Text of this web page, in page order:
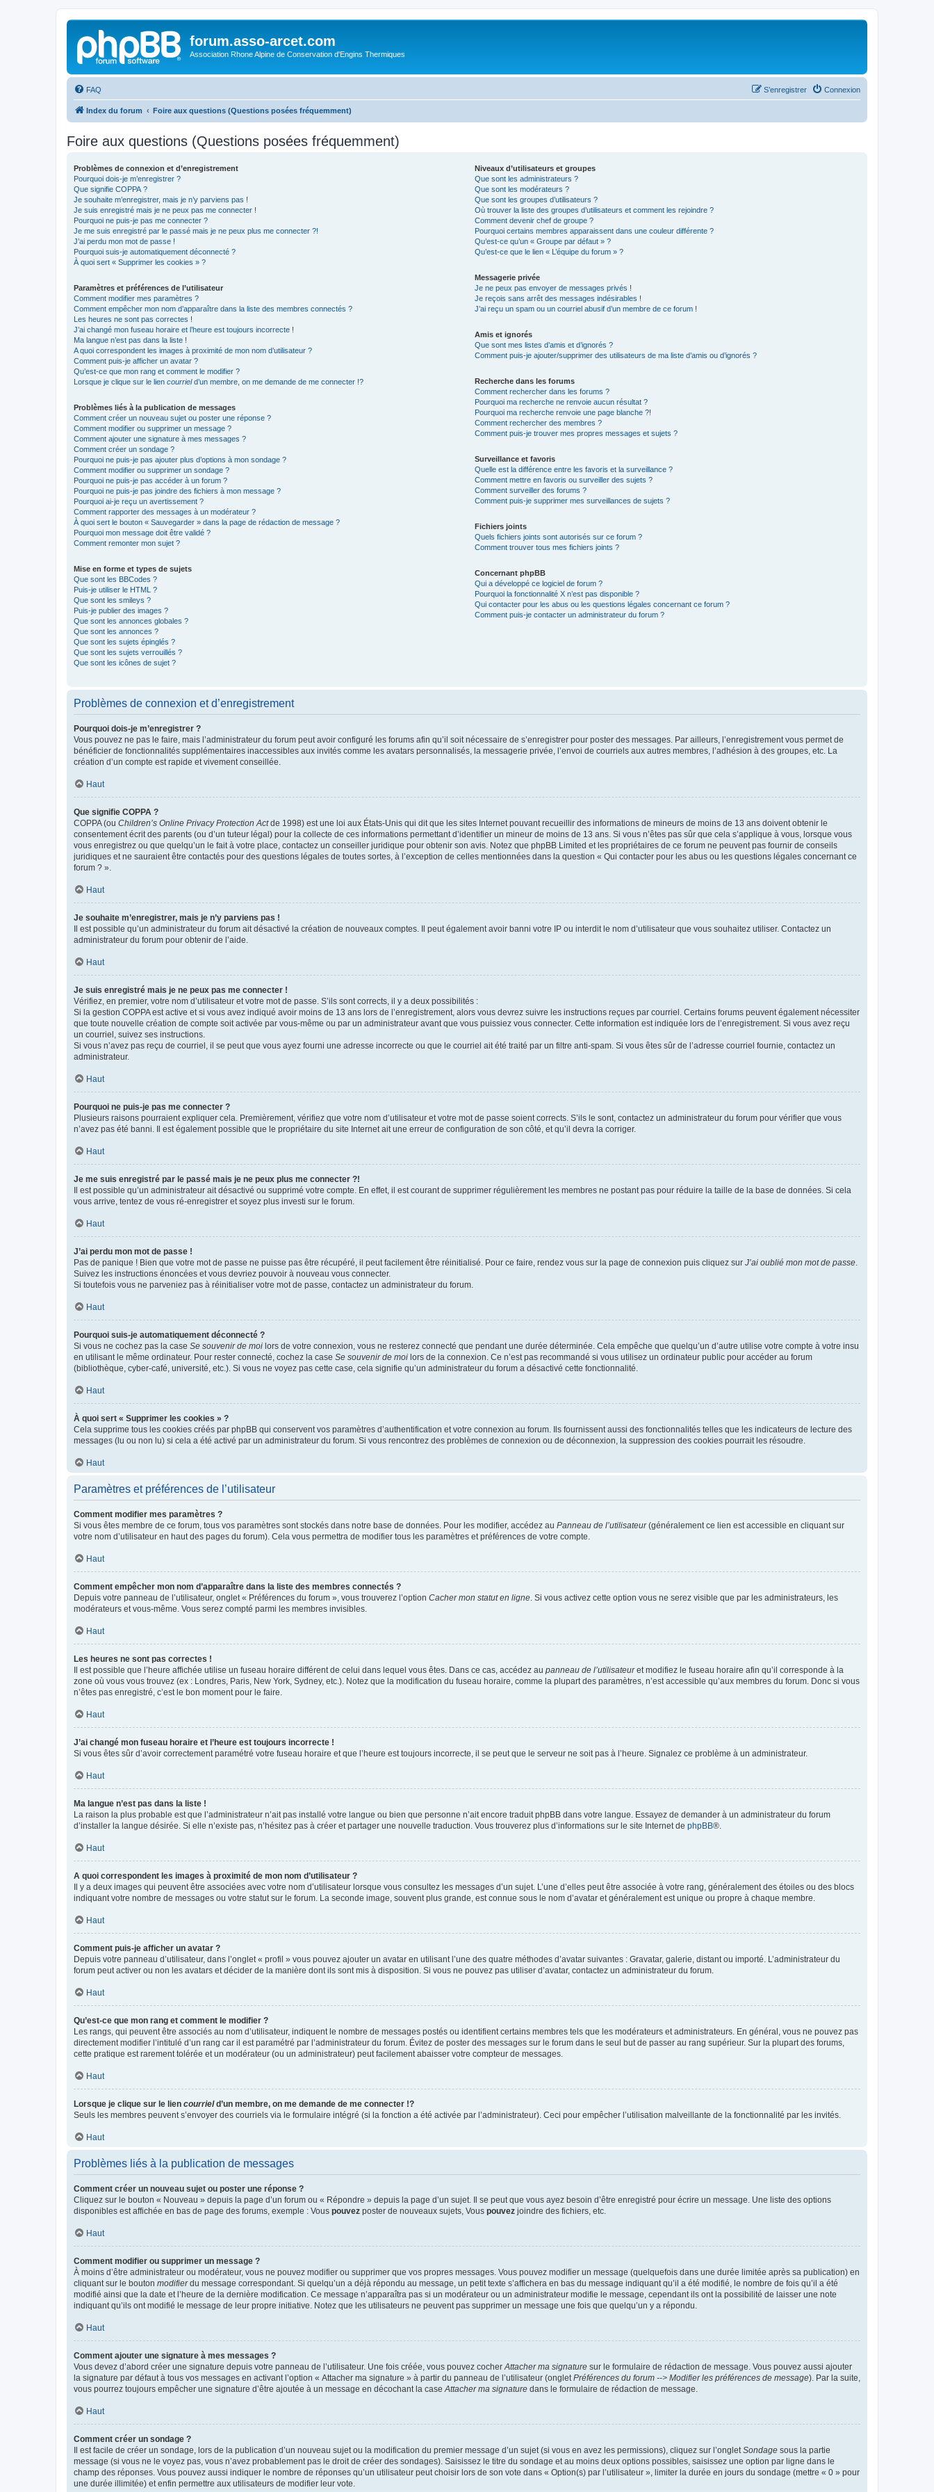
forum.asso-arcet.com
Association Rhone Alpine de Conservation d'Engins Thermiques
FAQ Connexion
S’enregistrer
Index du forum Foire aux questions (Questions posées fréquemment)
Foire aux questions (Questions posées fréquemment)
Problèmes de connexion et d’enregistrement
Pourquoi dois-je m’enregistrer ?
Que signifie COPPA ?
Je souhaite m’enregistrer, mais je n’y parviens pas !
Je suis enregistré mais je ne peux pas me connecter !
Pourquoi ne puis-je pas me connecter ?
Je me suis enregistré par le passé mais je ne peux plus me connecter ?!
J’ai perdu mon mot de passe !
Pourquoi suis-je automatiquement déconnecté ?
À quoi sert « Supprimer les cookies » ?
Paramètres et préférences de l’utilisateur
Comment modifier mes paramètres ?
Comment empêcher mon nom d’apparaître dans la liste des membres connectés ?
Les heures ne sont pas correctes !
J’ai changé mon fuseau horaire et l’heure est toujours incorrecte !
Ma langue n’est pas dans la liste !
A quoi correspondent les images à proximité de mon nom d’utilisateur ?
Comment puis-je afficher un avatar ?
Qu’est-ce que mon rang et comment le modifier ?
Lorsque je clique sur le lien courrield’un membre, on me demande de me connecter !?
Problèmes liés à la publication de messages
Comment créer un nouveau sujet ou poster une réponse ?
Comment modifier ou supprimer un message ?
Comment ajouter une signature à mes messages ?
Comment créer un sondage ?
Pourquoi ne puis-je pas ajouter plus d’options à mon sondage ?
Comment modifier ou supprimer un sondage ?
Pourquoi ne puis-je pas accéder à un forum ?
Pourquoi ne puis-je pas joindre des fichiers à mon message ?
Pourquoi ai-je reçu un avertissement ?
Comment rapporter des messages à un modérateur ?
À quoi sert le bouton « Sauvegarder » dans la page de rédaction de message ?
Pourquoi mon message doit être validé ?
Comment remonter mon sujet ?
Mise en forme et types de sujets
Que sont les BBCodes ?
Puis-je utiliser le HTML ?
Que sont les smileys ?
Puis-je publier des images ?
Que sont les annonces globales ?
Que sont les annonces ?
Que sont les sujets épinglés ?
Que sont les sujets verrouillés ?
Que sont les icônes de sujet ?
Niveaux d’utilisateurs et groupes
Que sont les administrateurs ?
Que sont les modérateurs ?
Que sont les groupes d’utilisateurs ?
Où trouver la liste des groupes d’utilisateurs et comment les rejoindre ?
Comment devenir chef de groupe ?
Pourquoi certains membres apparaissent dans une couleur différente ?
Qu’est-ce qu’un « Groupe par défaut » ?
Qu’est-ce que le lien « L’équipe du forum » ?
Messagerie privée
Je ne peux pas envoyer de messages privés !
Je reçois sans arrêt des messages indésirables !
J’ai reçu un spam ou un courriel abusif d’un membre de ce forum !
Amis et ignorés
Que sont mes listes d’amis et d’ignorés ?
Comment puis-je ajouter/supprimer des utilisateurs de ma liste d’amis ou d’ignorés ?
Recherche dans les forums
Comment rechercher dans les forums ?
Pourquoi ma recherche ne renvoie aucun résultat ?
Pourquoi ma recherche renvoie une page blanche ?!
Comment rechercher des membres ?
Comment puis-je trouver mes propres messages et sujets ?
Surveillance et favoris
Quelle est la différence entre les favoris et la surveillance ?
Comment mettre en favoris ou surveiller des sujets ?
Comment surveiller des forums ?
Comment puis-je supprimer mes surveillances de sujets ?
Fichiers joints
Quels fichiers joints sont autorisés sur ce forum ?
Comment trouver tous mes fichiers joints ?
Concernant phpBB
Qui a développé ce logiciel de forum ?
Pourquoi la fonctionnalité X n’est pas disponible ?
Qui contacter pour les abus ou les questions légales concernant ce forum ?
Comment puis-je contacter un administrateur du forum ?
Problèmes de connexion et d’enregistrement
Pourquoi dois-je m’enregistrer ?
Vous pouvez ne pas le faire, mais l’administrateur du forum peut avoir configuré les forums afin qu’il soit nécessaire de s’enregistrer pour poster des messages. Par ailleurs, l’enregistrement vous permet de
bénéficier de fonctionnalités supplémentaires inaccessibles aux invités comme les avatars personnalisés, la messagerie privée, l’envoi de courriels aux autres membres, l’adhésion à des groupes, etc. La
création d’un compte est rapide et vivement conseillée.
Haut
Que signifie COPPA ?
COPPA (ou Children’s Online Privacy Protection Actde 1998) est une loi aux États-Unis qui dit que les sites Internet pouvant recueillir des informations de mineurs de moins de 13 ans doivent obtenir le
consentement écrit des parents (ou d’un tuteur légal) pour la collecte de ces informations permettant d’identifier un mineur de moins de 13 ans. Si vous n’êtes pas sûr que cela s’applique à vous, lorsque vous
vous enregistrez ou que quelqu’un le fait à votre place, contactez un conseiller juridique pour obtenir son avis. Notez que phpBB Limited et les propriétaires de ce forum ne peuvent pas fournir de conseils
juridiques et ne sauraient être contactés pour des questions légales de toutes sortes, à l’exception de celles mentionnées dans la question « Qui contacter pour les abus ou les questions légales concernant ce
forum ? ».
Haut
Je souhaite m’enregistrer, mais je n’y parviens pas !
Il est possible qu’un administrateur du forum ait désactivé la création de nouveaux comptes. Il peut également avoir banni votre IP ou interdit le nom d’utilisateur que vous souhaitez utiliser. Contactez un
administrateur du forum pour obtenir de l’aide.
Haut
Je suis enregistré mais je ne peux pas me connecter !
Vérifiez, en premier, votre nom d’utilisateur et votre mot de passe. S’ils sont corrects, il y a deux possibilités :
Si la gestion COPPA est active et si vous avez indiqué avoir moins de 13 ans lors de l’enregistrement, alors vous devrez suivre les instructions reçues par courriel. Certains forums peuvent également nécessiter
que toute nouvelle création de compte soit activée par vous-même ou par un administrateur avant que vous puissiez vous connecter. Cette information est indiquée lors de l’enregistrement. Si vous avez reçu
un courriel, suivez ses instructions.
Si vous n’avez pas reçu de courriel, il se peut que vous ayez fourni une adresse incorrecte ou que le courriel ait été traité par un filtre anti-spam. Si vous êtes sûr de l’adresse courriel fournie, contactez un
administrateur.
Haut
Pourquoi ne puis-je pas me connecter ?
Plusieurs raisons pourraient expliquer cela. Premièrement, vérifiez que votre nom d’utilisateur et votre mot de passe soient corrects. S’ils le sont, contactez un administrateur du forum pour vérifier que vous
n’avez pas été banni. Il est également possible que le propriétaire du site Internet ait une erreur de configuration de son côté, et qu’il devra la corriger.
Haut
Je me suis enregistré par le passé mais je ne peux plus me connecter ?!
Il est possible qu’un administrateur ait désactivé ou supprimé votre compte. En effet, il est courant de supprimer régulièrement les membres ne postant pas pour réduire la taille de la base de données. Si cela
vous arrive, tentez de vous ré-enregistrer et soyez plus investi sur le forum.
Haut
J’ai perdu mon mot de passe !
Pas de panique ! Bien que votre mot de passe ne puisse pas être récupéré, il peut facilement être réinitialisé. Pour ce faire, rendez vous sur la page de connexion puis cliquez sur J’ai oublié mon mot de passe
Suivez les instructions énoncées et vous devriez pouvoir à nouveau vous connecter.
Si toutefois vous ne parveniez pas à réinitialiser votre mot de passe, contactez un administrateur du forum.
Haut
Pourquoi suis-je automatiquement déconnecté ?
Si vous ne cochez pas la case Se souvenir de moi lors de votre connexion, vous ne resterez connecté que pendant une durée déterminée. Cela empêche que quelqu’un d’autre utilise votre compte à votre insu
en utilisant le même ordinateur. Pour rester connecté, cochez la case Se souvenir de moi lors de la connexion. Ce n’est pas recommandé si vous utilisez un ordinateur public pour accéder au forum
(bibliothèque, cyber-café, université, etc.). Si vous ne voyez pas cette case, cela signifie qu’un administrateur du forum a désactivé cette fonctionnalité.
Haut
À quoi sert « Supprimer les cookies » ?
Cela supprime tous les cookies créés par phpBB qui conservent vos paramètres d’authentification et votre connexion au forum. Ils fournissent aussi des fonctionnalités telles que les indicateurs de lecture des
messages (lu ou non lu) si cela a été activé par un administrateur du forum. Si vous rencontrez des problèmes de connexion ou de déconnexion, la suppression des cookies pourrait les résoudre.
Haut
Paramètres et préférences de l’utilisateur
Comment modifier mes paramètres ?
Si vous êtes membre de ce forum, tous vos paramètres sont stockés dans notre base de données. Pour les modifier, accédez au Panneau de l’utilisateur(généralement ce lien est accessible en cliquant sur
votre nom d’utilisateur en haut des pages du forum). Cela vous permettra de modifier tous les paramètres et préférences de votre compte.
Haut
Comment empêcher mon nom d’apparaître dans la liste des membres connectés ?
Depuis votre panneau de l’utilisateur, onglet « Préférences du forum », vous trouverez l’option Cacher mon statut en ligne . Si vous activez cette option vous ne serez visible que par les administrateurs, les
modérateurs et vous-même. Vous serez compté parmi les membres invisibles.
Haut
Les heures ne sont pas correctes !
Il est possible que l’heure affichée utilise un fuseau horaire différent de celui dans lequel vous êtes. Dans ce cas, accédez au panneau de l’utilisateuret modifiez le fuseau horaire afin qu’il corresponde à la
zone où vous vous trouvez (ex : Londres, Paris, New York, Sydney, etc.). Notez que la modification du fuseau horaire, comme la plupart des paramètres, n’est accessible qu’aux membres du forum. Donc si vous
n’êtes pas enregistré, c’est le bon moment pour le faire.
Haut
J’ai changé mon fuseau horaire et l’heure est toujours incorrecte !
Si vous êtes sûr d’avoir correctement paramétré votre fuseau horaire et que l’heure est toujours incorrecte, il se peut que le serveur ne soit pas à l’heure. Signalez ce problème à un administrateur.
Haut
Ma langue n’est pas dans la liste !
La raison la plus probable est que l’administrateur n’ait pas installé votre langue ou bien que personne n’ait encore traduit phpBB dans votre langue. Essayez de demander à un administrateur du forum
d’installer la langue désirée. Si elle n’existe pas, n’hésitez pas à créer et partager une nouvelle traduction. Vous trouverez plus d’informations sur le site Internet de phpBB®.
Haut
A quoi correspondent les images à proximité de mon nom d’utilisateur ?
Il y a deux images qui peuvent être associées avec votre nom d’utilisateur lorsque vous consultez les messages d’un sujet. L’une d’elles peut être associée à votre rang, généralement des étoiles ou des blocs
indiquant votre nombre de messages ou votre statut sur le forum. La seconde image, souvent plus grande, est connue sous le nom d’avatar et généralement est unique ou propre à chaque membre.
Haut
Comment puis-je afficher un avatar ?
Depuis votre panneau d’utilisateur, dans l’onglet « profil » vous pouvez ajouter un avatar en utilisant l’une des quatre méthodes d’avatar suivantes : Gravatar, galerie, distant ou importé. L’administrateur du
forum peut activer ou non les avatars et décider de la manière dont ils sont mis à disposition. Si vous ne pouvez pas utiliser d’avatar, contactez un administrateur du forum.
Haut
Qu’est-ce que mon rang et comment le modifier ?
Les rangs, qui peuvent être associés au nom d’utilisateur, indiquent le nombre de messages postés ou identifient certains membres tels que les modérateurs et administrateurs. En général, vous ne pouvez pas
directement modifier l’intitulé d’un rang car il est paramétré par l’administrateur du forum. Évitez de poster des messages sur le forum dans le seul but de passer au rang supérieur. Sur la plupart des forums,
cette pratique est rarement tolérée et un modérateur (ou un administrateur) peut facilement abaisser votre compteur de messages.
Haut
Lorsque je clique sur le lien courrield’un membre, on me demande de me connecter !?
Seuls les membres peuvent s’envoyer des courriels via le formulaire intégré (si la fonction a été activée par l’administrateur). Ceci pour empêcher l’utilisation malveillante de la fonctionnalité par les invités.
Haut
Problèmes liés à la publication de messages
Comment créer un nouveau sujet ou poster une réponse ?
Cliquez sur le bouton « Nouveau » depuis la page d’un forum ou « Répondre » depuis la page d’un sujet. Il se peut que vous ayez besoin d’être enregistré pour écrire un message. Une liste des options
disponibles est affichée en bas de page des forums, exemple : Vous pouvez poster de nouveaux sujets, Vous pouvez joindre des fichiers, etc.
Haut
Comment modifier ou supprimer un message ?
À moins d’être administrateur ou modérateur, vous ne pouvez modifier ou supprimer que vos propres messages. Vous pouvez modifier un message (quelquefois dans une durée limitée après sa publication) en
cliquant sur le bouton modifierdu message correspondant. Si quelqu’un a déjà répondu au message, un petit texte s’affichera en bas du message indiquant qu’il a été modifié, le nombre de fois qu’il a été
modifié ainsi que la date et l’heure de la dernière modification. Ce message n’apparaîtra pas si un modérateur ou un administrateur modifie le message, cependant ils ont la possibilité de laisser une note
indiquant qu’ils ont modifié le message de leur propre initiative. Notez que les utilisateurs ne peuvent pas supprimer un message une fois que quelqu’un y a répondu.
Haut
Comment ajouter une signature à mes messages ?
Vous devez d’abord créer une signature depuis votre panneau de l’utilisateur. Une fois créée, vous pouvez cocher Attacher ma signature sur le formulaire de rédaction de message. Vous pouvez aussi ajouter
la signature par défaut à tous vos messages en activant l’option « Attacher ma signature » à partir du panneau de l’utilisateur (onglet Préférences du forum --> Modifier les préférences de message). Par la suite,
vous pourrez toujours empêcher une signature d’être ajoutée à un message en décochant la case Attacher ma signature dans le formulaire de rédaction de message.
Haut
Comment créer un sondage ?
Il est facile de créer un sondage, lors de la publication d’un nouveau sujet ou la modification du premier message d’un sujet (si vous en avez les permissions), cliquez sur l’onglet Sondage sous la partie
message (si vous ne le voyez pas, vous n’avez probablement pas le droit de créer des sondages). Saisissez le titre du sondage et au moins deux options possibles, saisissez une option par ligne dans le
champ des réponses. Vous pouvez aussi indiquer le nombre de réponses qu’un utilisateur peut choisir lors de son vote dans « Option(s) par l’utilisateur », limiter la durée en jours du sondage (mettre « 0 » pour
une durée illimitée) et enfin permettre aux utilisateurs de modifier leur vote.